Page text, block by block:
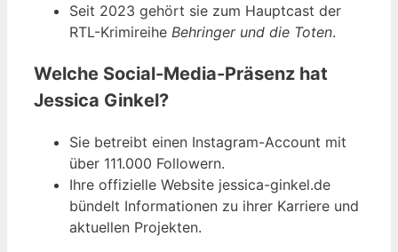
Seit 2023 gehört sie zum Hauptcast der
RTL-Krimireihe Behringer und die Toten.
Welche Social-Media-Präsenz hat
Jessica Ginkel?
Sie betreibt einen Instagram-Account mit
über 111.000 Followern.
Ihre offizielle Website jessica-ginkel.de
bündelt Informationen zu ihrer Karriere und
aktuellen Projekten.